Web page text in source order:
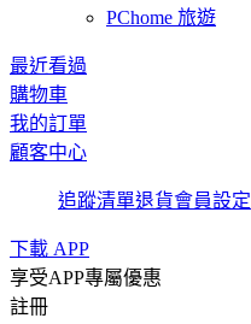
PChome 旅遊
最近看過
購物車
我的訂單
顧客中心
追蹤清單退貨會員設定
下載 APP
享受APP專屬優惠
註冊